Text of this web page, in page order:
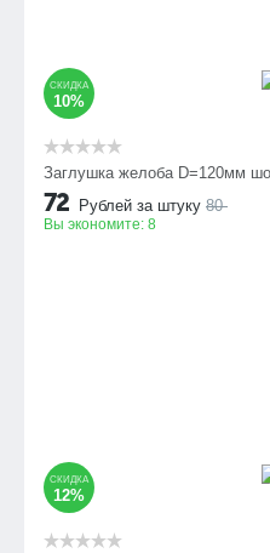
СКИДКА
10%
Заглушка желоба D=120мм
72 Рублей за штуку 80
Вы экономите: 8
СКИДКА
12%